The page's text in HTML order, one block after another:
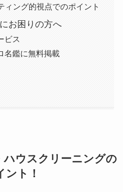
ィング的視点でのポイント
お困りの方へ
ビス
名鑑に無料掲載
ハウスクリーニングの
ント！